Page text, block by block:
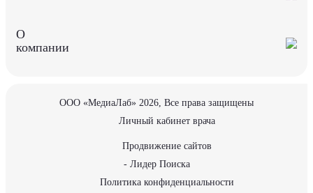
О
компании
ООО «МедиаЛаб» 2026, Все права защищены
Личный кабинет врача
Продвижение сайтов
- Лидер Поиска
Политика конфиденциальности